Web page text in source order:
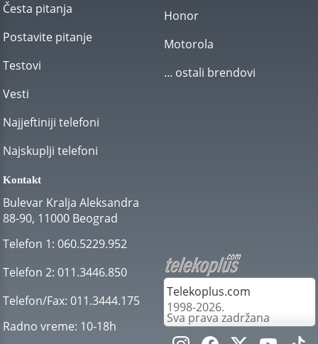
Česta pitanja
Postavite pitanje
Testovi
Vesti
Najjeftiniji telefoni
Najskuplji telefoni
Honor
Motorola
... ostali brendovi
Kontakt
Bulevar Kralja Aleksandra
88-90, 11000 Beograd
Telefon 1: 060.5229.952
Telefon 2: 011.3446.850
Telefon/Fax: 011.3444.175
Radno vreme: 10-18h
Telekoplus.com
1998-2026.
Sva prava zadržana